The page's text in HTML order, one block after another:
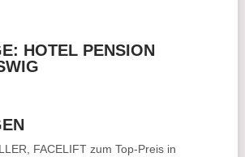
HOTEL PENSION
FACELIFTzum Top-Preis in